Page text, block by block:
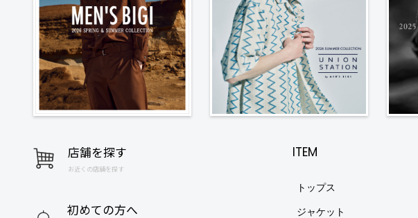
店舗を探す
お近くの店舗を探す
初めての方へ
ITEM
トップス
ジャケット